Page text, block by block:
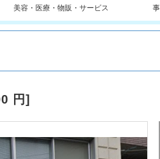
美容・医療・物販・サービス
円]